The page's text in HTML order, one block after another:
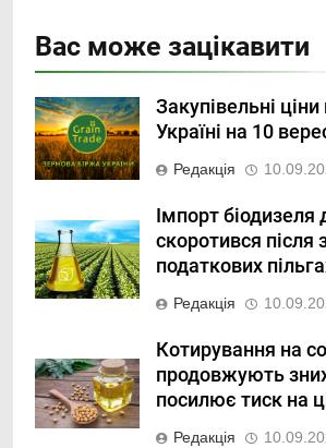
Вас може зацікавити
Закупівельні
Україні на 10
Редакція
Імпорт
скоротився після
податкових
Редакція
Котирування на
продовжують
посилює тиск на
Редакція